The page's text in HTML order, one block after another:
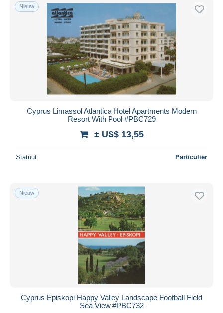
Nieuw
Cyprus Limassol Atlantica Hotel Apartments Modern
Resort With Pool #PBC729
± US$ 13,55
Statuut Particulier
Nieuw
Cyprus Episkopi Happy Valley Landscape Football Field
Sea View #PBC732